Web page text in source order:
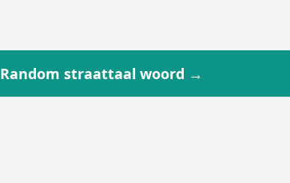
Random straattaal woord →